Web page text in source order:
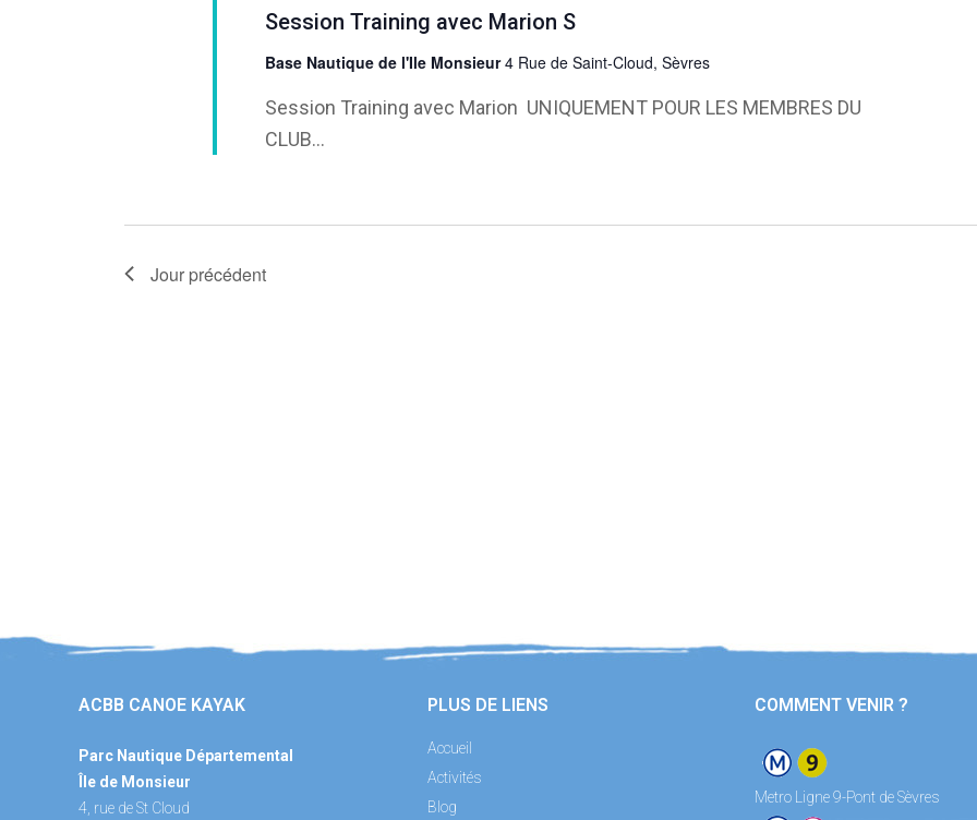
Session Training avec Marion S
Base Nautique de l'Ile Monsieur4 Rue de Saint-Cloud, Sèvres
Session Training avec Marion UNIQUEMENT POUR LES MEMBRES DU
CLUB...
Jour précédent
ACBB CANOE KAYAK
Parc Nautique Départemental
Île de Monsieur
4, rue de St Cloud
PLUS DE LIENS
Accueil
Activités
Blog
COMMENT VENIR ?
Metro Ligne 9-Pont de Sèvres